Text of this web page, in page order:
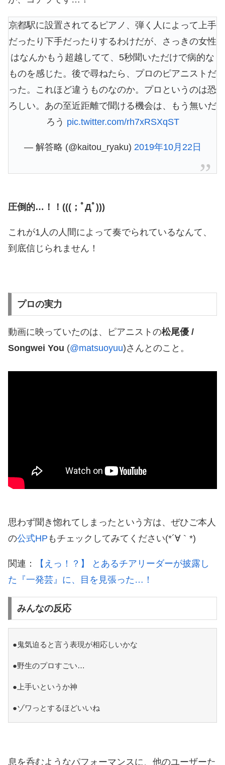
京都駅に設置されてるピアノ、弾く人によって上手
だったり下手だったりするわけだが、さっきの女性
はなんかもう超越してて、5秒聞いただけで病的な
ものを感じた。後で尋ねたら、プロのピアニストだ
った。これほど違うものなのか。プロというのは恐
ろしい。あの至近距離で聞ける機会は、もう無いだ
ろう pic.twitter.com/rh7xRSXqST
— 解答略 (@kaitou_ryaku) 2019年10月22日
圧倒的…！！(((；ﾟДﾟ)))
これが1人の人間によって奏でられているなんて、
到底信じられません！
プロの実力
動画に映っていたのは、ピアニストの松尾優 /
Songwei You (@matsuoyuu)さんとのこと。
思わず聞き惚れてしまったという方は、ぜひご本人
の公式HP もチェックしてみてください(*´∀｀*)
関連：
【えっ！？】 とあるチアリーダーが披露し
た『一発芸』に、目を見張った…！
みんなの反応
●鬼気迫ると言う表現が相応しいかな
●野生のプロすごい…
●上手いというか神
●ゾワっとするほどいいね
息を呑むようなパフォーマンスに、他のユーザーた